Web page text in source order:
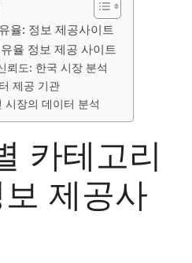
율: 정보 제공사이트
율 정보 제공 사이트
뢰도: 한국 시장 분석
제공 기관
시장의 데이터 분석
카테고리
제공사